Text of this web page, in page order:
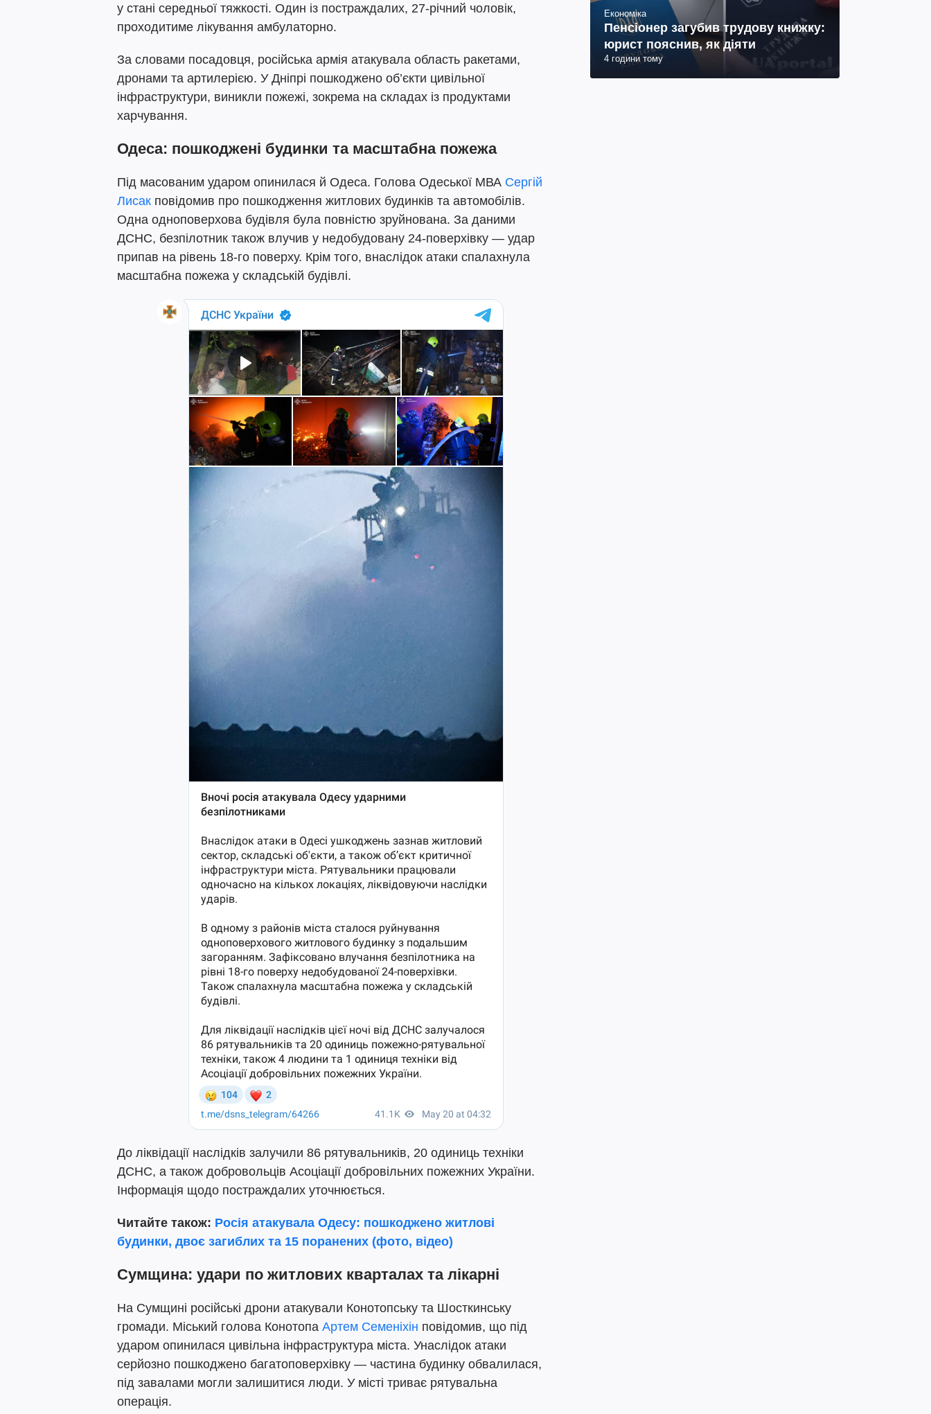
у стані середньої тяжкості. Один із постраждалих, 27-річний чоловік,
проходитиме лікування амбулаторно.
За словами посадовця, російська армія атакувала область ракетами,
дронами та артилерією. У Дніпрі пошкоджено об’єкти цивільної
інфраструктури, виникли пожежі, зокрема на складах із продуктами
харчування.
Одеса: пошкоджені будинки та масштабна пожежа
Під масованим ударом опинилася й Одеса. Голова Одеської МВА Сергій
Лисак повідомив про пошкодження житлових будинків та автомобілів.
Одна одноповерхова будівля була повністю зруйнована. За даними
ДСНС, безпілотник також влучив у недобудовану 24-поверхівку — удар
припав на рівень 18-го поверху. Крім того, внаслідок атаки спалахнула
масштабна пожежа у складській будівлі.
До ліквідації наслідків залучили 86 рятувальників, 20 одиниць техніки
ДСНС, а також добровольців Асоціації добровільних пожежних України.
Інформація щодо постраждалих уточнюється.
Читайте також: Росія атакувала Одесу: пошкоджено житлові
будинки, двоє загиблих та 15 поранених (фото, відео)
Сумщина: удари по житлових кварталах та лікарні
На Сумщині російські дрони атакували Конотопську та Шосткинську
громади. Міський голова Конотопа Артем Семеніхін повідомив, що під
ударом опинилася цивільна інфраструктура міста. Унаслідок атаки
серйозно пошкоджено багатоповерхівку — частина будинку обвалилася,
під завалами могли залишитися люди. У місті триває рятувальна
операція.
Економіка
Пенсіонер загубив трудову книжку:
юрист пояснив, як діяти
4 години тому